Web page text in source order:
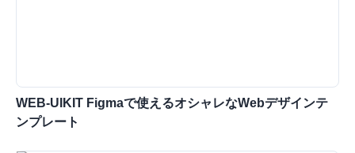
WEB-UIKIT Figmaで使えるオシャレなWebデザインテ
ンプレート